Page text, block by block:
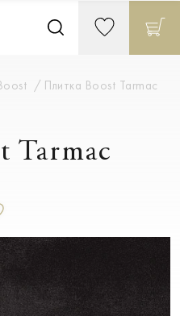
Плитка Boost Tarmac
Tarmac